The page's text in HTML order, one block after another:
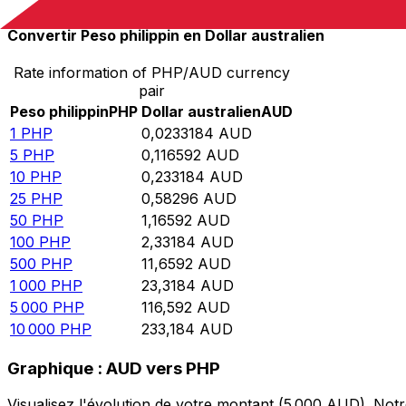
Convertir Peso philippin en Dollar australien
Rate information of PHP/AUD currency
pair
Peso philippinPHP Dollar australienAUD
1 PHP 0,0233184 AUD
5 PHP 0,116592 AUD
10 PHP 0,233184 AUD
25 PHP 0,58296 AUD
50 PHP 1,16592 AUD
100 PHP 2,33184 AUD
500 PHP 11,6592 AUD
1 000 PHP 23,3184 AUD
5 000 PHP 116,592 AUD
10 000 PHP 233,184 AUD
Graphique : AUD vers PHP